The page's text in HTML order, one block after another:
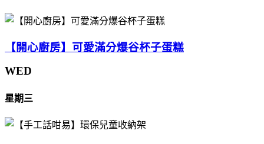
【開心廚房】可愛滿分爆谷杯子蛋糕
WED
星期三